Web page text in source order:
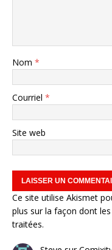
Nom *
Courriel *
Site web
Ce site utilise Akismet
plus sur la façon dont
traitées.